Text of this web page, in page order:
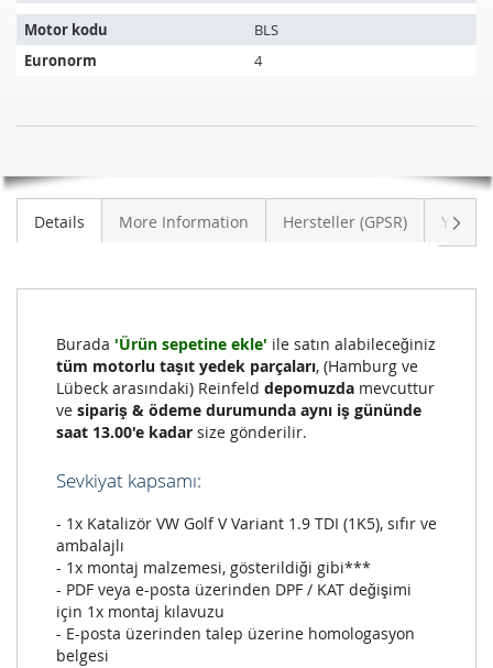
Motor kodu
BLS
Euronorm
4
Golf
Variant
DEĞIL
Details More Information Hersteller (GPSR)
Burada 'Ürün sepetine ekle' ile satın alabileceğiniz
tüm motorlu taşıt yedek parçaları, (Hamburg ve
Lübeck arasındaki) Reinfeld depomuzda mevcuttur
ve sipariş & ödeme durumunda aynı iş gününde
saat 13.00'e kadar size gönderilir.
Sevkiyat kapsamı:
- 1x Katalizör VW Golf V Variant 1.9 TDI (1K5), sıfır ve
ambalajlı
- 1x montaj malzemesi, gösterildiği gibi***
- PDF veya e-posta üzerinden DPF / KAT değişimi
için 1x montaj kılavuzu
- E-posta üzerinden talep üzerine homologasyon
belgesi